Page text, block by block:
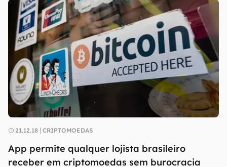
21.12.18 CRIPTOMOEDAS
App permite qualquer lojista brasileiro
receber em criptomoedas sem burocracia